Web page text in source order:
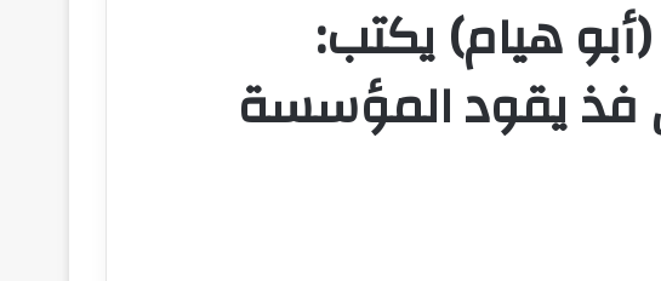
هيام) يكتب:
فذ يقود المؤسسة